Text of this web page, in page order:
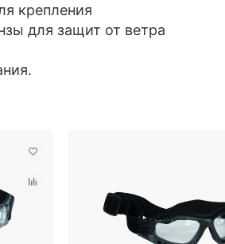
крепления
для защит от ветра